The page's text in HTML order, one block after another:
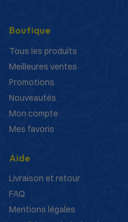
Boutique
Tous les produits
Meilleures ventes
Promotions
Nouveautés
Mon compte
Mes favoris
Aide
Livraison et retour
FAQ
Mentions légales